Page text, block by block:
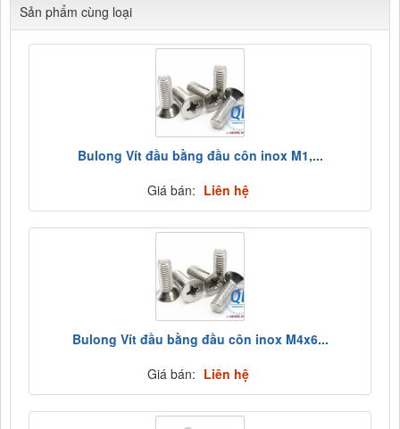
Sản phẩm cùng loại
Bulong Vít đầu bằng đầu côn inox M1,...
Giá bán: Liên hệ
Bulong Vít đầu bằng đầu côn inox M4x6...
Giá bán: Liên hệ